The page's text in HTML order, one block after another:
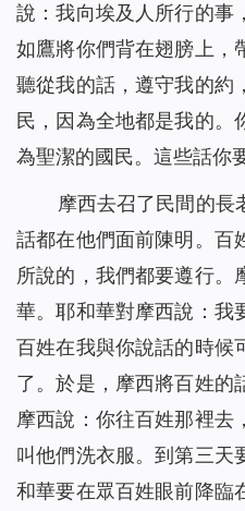
說：我向埃及人所行的事
如鷹將你們背在翅膀上，
聽從我的話，遵守我的約
民，因為全地都是我的。
為聖潔的國民。這些話你
摩西去召了民間的長
話都在他們面前陳明。百
所說的，我們都要遵行。
華。耶和華對摩西說：我
百姓在我與你說話的時候
了。於是，摩西將百姓的
摩西說：你往百姓那裡去
叫他們洗衣服。到第三天
和華要在眾百姓眼前降臨